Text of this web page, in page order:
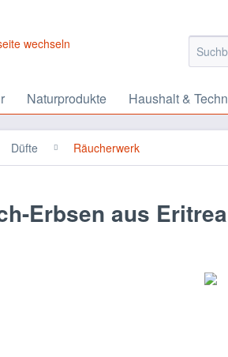
Naturprodukte Haushalt &
Düfte Räucherwerk
Erbsen aus